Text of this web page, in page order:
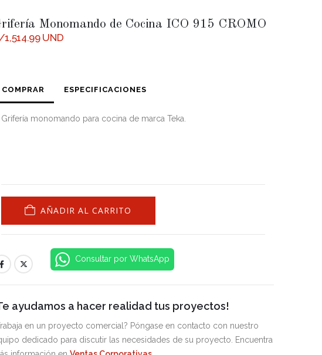
Monomando de Cocina ICO 915 CROMO
1,514.99UND
COMPRAR ESPECIFICACIONES
Grifería monomando para cocina de marca Teka.
AÑADIR AL CARRITO
Consultar por WhatsApp
ayudamos a hacer realidad tus proyectos!
en un proyecto comercial? Póngase en contacto con nuestro
dedicado para discutir las necesidades de su proyecto. Encuentra